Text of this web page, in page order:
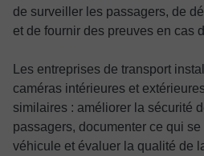
de surveiller les passagers, de
et de fournir des preuves en cas
Les entreprises de transport
caméras intérieures et
similaires : améliorer la sécurité
passagers, documenter ce qui se
véhicule et évaluer la qualité de